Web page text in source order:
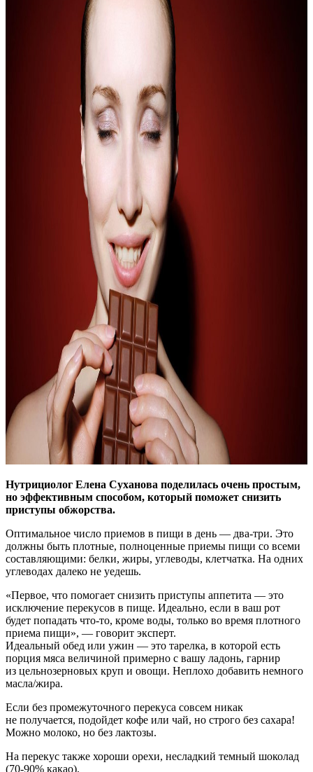
Нутрициолог Елена Суханова поделилась очень простым,
но эффективным способом, который поможет снизить
приступы обжорства.
Оптимальное число приемов в пищи в день — два-три. Это
должны быть плотные, полноценные приемы пищи со всеми
составляющими: белки, жиры, углеводы, клетчатка. На одних
углеводах далеко не уедешь.
«Первое, что помогает снизить приступы аппетита — это
исключение перекусов в пище. Идеально, если в ваш рот
будет попадать что-то, кроме воды, только во время плотного
приема пищи», — говорит эксперт.
Идеальный обед или ужин — это тарелка, в которой есть
порция мяса величиной примерно с вашу ладонь, гарнир
из цельнозерновых круп и овощи. Неплохо добавить немного
масла/жира.
Если без промежуточного перекуса совсем никак
не получается, подойдет кофе или чай, но строго без сахара!
Можно молоко, но без лактозы.
На перекус также хороши орехи, несладкий темный шоколад
(70-90% какао).